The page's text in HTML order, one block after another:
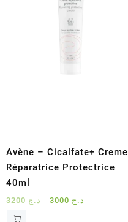
Avène – Cicalfate+ Creme
Réparatrice Protectrice
40ml
د.ج3200
Le
د.ج